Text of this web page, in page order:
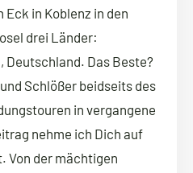
Eck in Koblenz in den
drei Länder:
Das Beste?
Schlößer beidseits des
in vergangene
nehme ich Dich auf
Von der mächtigen